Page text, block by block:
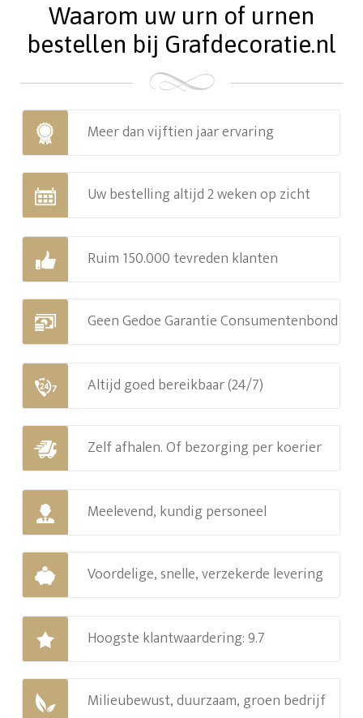
Waarom uw urn of urnen
bestellen bij Grafdecoratie.nl
Meer dan vijftien jaar ervaring
Uw bestelling altijd 2 weken op zicht
Ruim 150.000 tevreden klanten
Geen Gedoe Garantie Consumentenbond
Altijd goed bereikbaar (24/7)
Zelf afhalen. Of bezorging per koerier
Meelevend, kundig personeel
Voordelige, snelle, verzekerde levering
Hoogste klantwaardering: 9.7
Milieubewust, duurzaam, groen bedrijf